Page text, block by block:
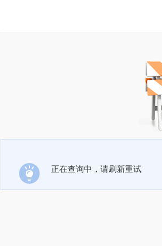
正在查询中，请刷新重试